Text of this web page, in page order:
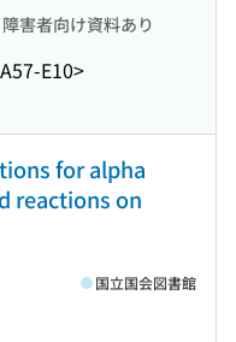
障害者向け資料あり
E10>
for alpha
reactions on
国立国会図書館